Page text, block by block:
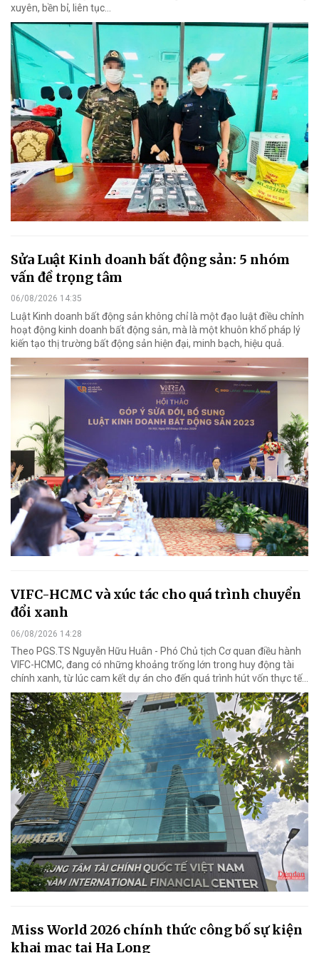
xuyên, bền bỉ, liên tục…
Sửa Luật Kinh doanh bất động sản: 5 nhóm
vấn đề trọng tâm
06/08/2026 14:35
Luật Kinh doanh bất động sản không chỉ là một đạo luật điều chỉnh
hoạt động kinh doanh bất động sản, mà là một khuôn khổ pháp lý
kiến tạo thị trường bất động sản hiện đại, minh bạch, hiệu quả.
VIFC-HCMC và xúc tác cho quá trình chuyển
đổi xanh
06/08/2026 14:28
Theo PGS.TS Nguyễn Hữu Huân - Phó Chủ tịch Cơ quan điều hành
VIFC-HCMC, đang có những khoảng trống lớn trong huy động tài
chính xanh, từ lúc cam kết dự án cho đến quá trình hút vốn thực tế...
Miss World 2026 chính thức công bố sự kiện
khai mạc tại Hạ Long